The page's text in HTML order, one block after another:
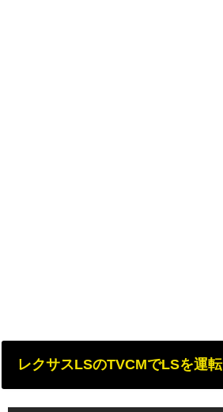
レクサスLSのTVCMでLSを運